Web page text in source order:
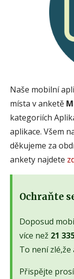
Naše mobilní
místa v anketě
kategoriích
aplikace. Všem
děkujeme za
ankety najdete
Ochraňte
Doposud
více než 21
To není zlé,že
Přispějte